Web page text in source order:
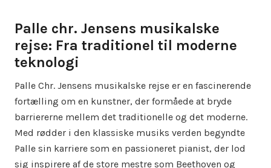
Palle chr. Jensens musikalske
rejse: Fra traditionel til moderne
teknologi
Palle Chr. Jensens musikalske rejse er en fascinerende
fortælling om en kunstner, der formåede at bryde
barriererne mellem det traditionelle og det moderne.
Med rødder i den klassiske musiks verden begyndte
Palle sin karriere som en passioneret pianist, der lod
sig inspirere af de store mestre som Beethoven og